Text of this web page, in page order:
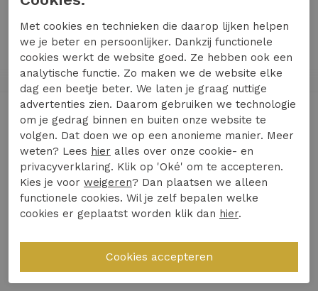
Naar alleNo- Excess overhemden
Maak kennis met het NO-EXCESS Shirt Travel
Jersey Sedoc in een stijlvolle donkerblauwe tint.
Dit herenoverhemd is een tijdloze toevoeging aan
je garderobe, perfect voor elke gelegenheid
dankzij de Never Out of Stock beschikbaarheid.
Gemaakt van hoogwaardige jersey stof voor
ultiem comfort
Donkerblauwe kleur, ideaal voor zowel
formele als casual settings
Ontdek het zelf en voeg een vleugje klasse toe
aan je dagelijkse look!
Lees meer
Specificaties
Winkelvoorraad
Gerelateerde producten
Met cookies en technieken die daarop lijken helpen
we je beter en persoonlijker. Dankzij functionele
cookies werkt de website goed. Ze hebben ook een
analytische functie. Zo maken we de website elke
dag een beetje beter. We laten je graag nuttige
advertenties zien. Daarom gebruiken we technologie
om je gedrag binnen en buiten onze website te
volgen. Dat doen we op een anonieme manier. Meer
weten? Lees hier alles over onze cookie- en
privacyverklaring. Klik op 'Oké' om te accepteren.
Kies je voor weigeren? Dan plaatsen we alleen
functionele cookies. Wil je zelf bepalen welke
cookies er geplaatst worden klik dan hier.